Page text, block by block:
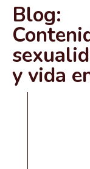
Blog:
y vida